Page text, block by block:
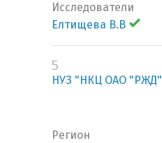
Исследователи
Елтищева В.В
5
НУЗ "НКЦ ОАО "РЖД"
Регион